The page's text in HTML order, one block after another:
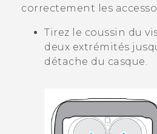
correctement les
Tirez le coussin du
deux extrémités
détache du casque.